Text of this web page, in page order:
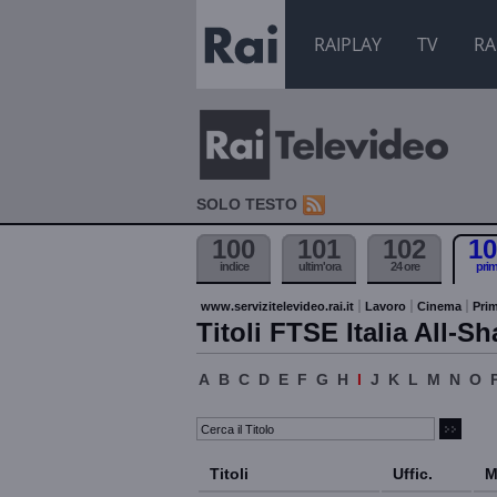
RAIPLAY TV
SOLO TESTO
100
indice
101
ultim'ora
102
24 ore
www.servizitelevideo.rai.it Lavoro Cinema
Titoli FTSE Italia All-
A B C D E F G H I J K L M N O
Titoli Uffic.